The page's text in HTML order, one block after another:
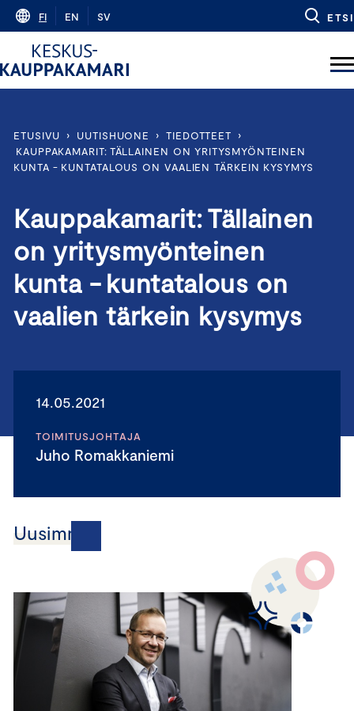
Skip
content
FI EN SV ETSI
ETUSIVU › UUTISHUONE › TIEDOTTEET
›
KAUPPAKAMARIT: TÄLLAINEN ON YRITYSMYÖNTEINEN
KUNTA - KUNTATALOUS ON VAALIEN TÄRKEIN KYSYMYS
Kauppakamarit: Tällainen
on yritysmyönteinen
kunta - kuntatalous on
vaalien tärkein kysymys
14.05.2021
TOIMITUSJOHTAJA
Juho Romakkaniemi
Uusimmat